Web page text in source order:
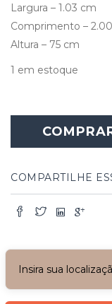
Largura – 1.03 cm
Comprimento –
Altura – 75 cm
1 em estoque
Bancos
de
de
Peroba
Rosa
quantidade
COMPARTILHE
Insira sua